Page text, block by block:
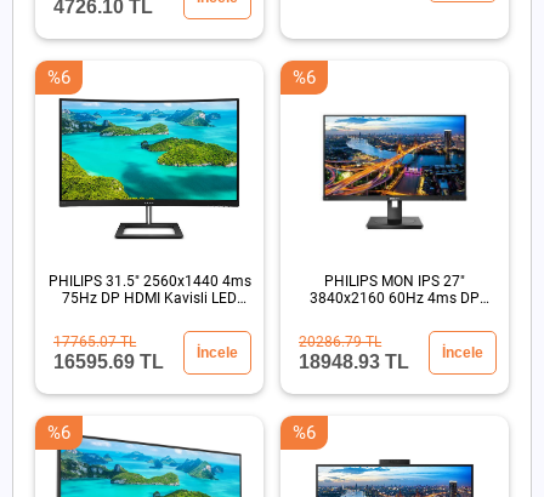
4726.10 TL
PHILIPS 31.5" 2560x1440 4ms
75Hz DP HDMI Kavisli LED
%6
17765.07 TL
16595.69 TL İncele
PHILIPS MON IPS 27"
3840x2160 60Hz 4ms DP
%6
20286.79 TL
18948.93 TL İncele
%6 %6